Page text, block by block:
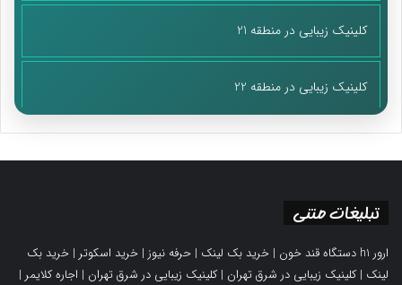
کلینیک زیبایی در منطقه 21
کلینیک زیبایی در منطقه 22
تبلیغات متنی
ارور h1 دستگاه قند خون | خرید بک لینک | حرفه نیوز | خرید اسکوتر | خرید بک
لینک |کلینیک زیبایی در شرق تهران |کلینیک زیبایی در شرق تهران | اجاره کلایمر |